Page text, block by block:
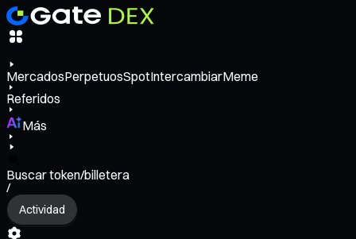
MercadosPerpetuosSpotIntercambiarMeme
Referidos
Más
Buscar token/billetera
/
Actividad